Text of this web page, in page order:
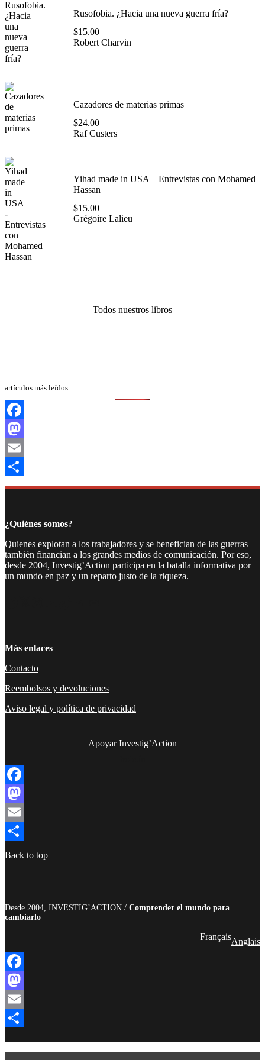
Rusofobia. ¿Hacia una nueva guerra fría?
$15.00
Robert Charvin
Cazadores de materias primas
$24.00
Raf Custers
Yihad made in USA – Entrevistas con Mohamed
Hassan
$15.00
Grégoire Lalieu
Todos nuestros libros
artículos más leídos
Facebook
Mastodon
Email
Compartir
¿Quiénes somos?
Quienes explotan a los trabajadores y se benefician de las guerras
también financian a los grandes medios de comunicación. Por eso,
desde 2004, Investig’Action participa en la batalla informativa por
un mundo en paz y un reparto justo de la riqueza.
Más enlaces
Contacto
Reembolsos y devoluciones
Aviso legal y política de privacidad
Apoyar Investig’Action
Facebook
Mastodon
Email
Compartir
Back to top
Desde 2004, INVESTIG’ACTION / Comprender el mundo para
cambiarlo
FrançaisAnglais
Facebook
Mastodon
Email